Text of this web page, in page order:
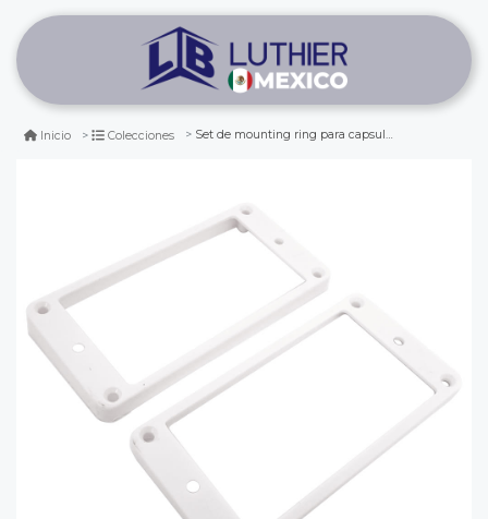
Inicio Colecciones Set de mounting ring para capsula humbucker. color white